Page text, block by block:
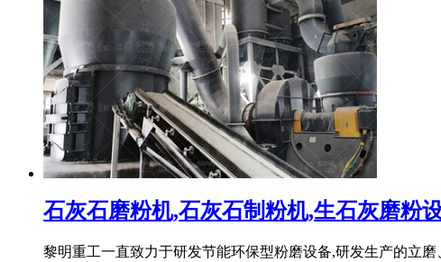
石灰石磨粉机,石灰石制粉机,生石灰磨粉
黎明重工一直致力于研发节能环保型粉磨设备,研发生产的立